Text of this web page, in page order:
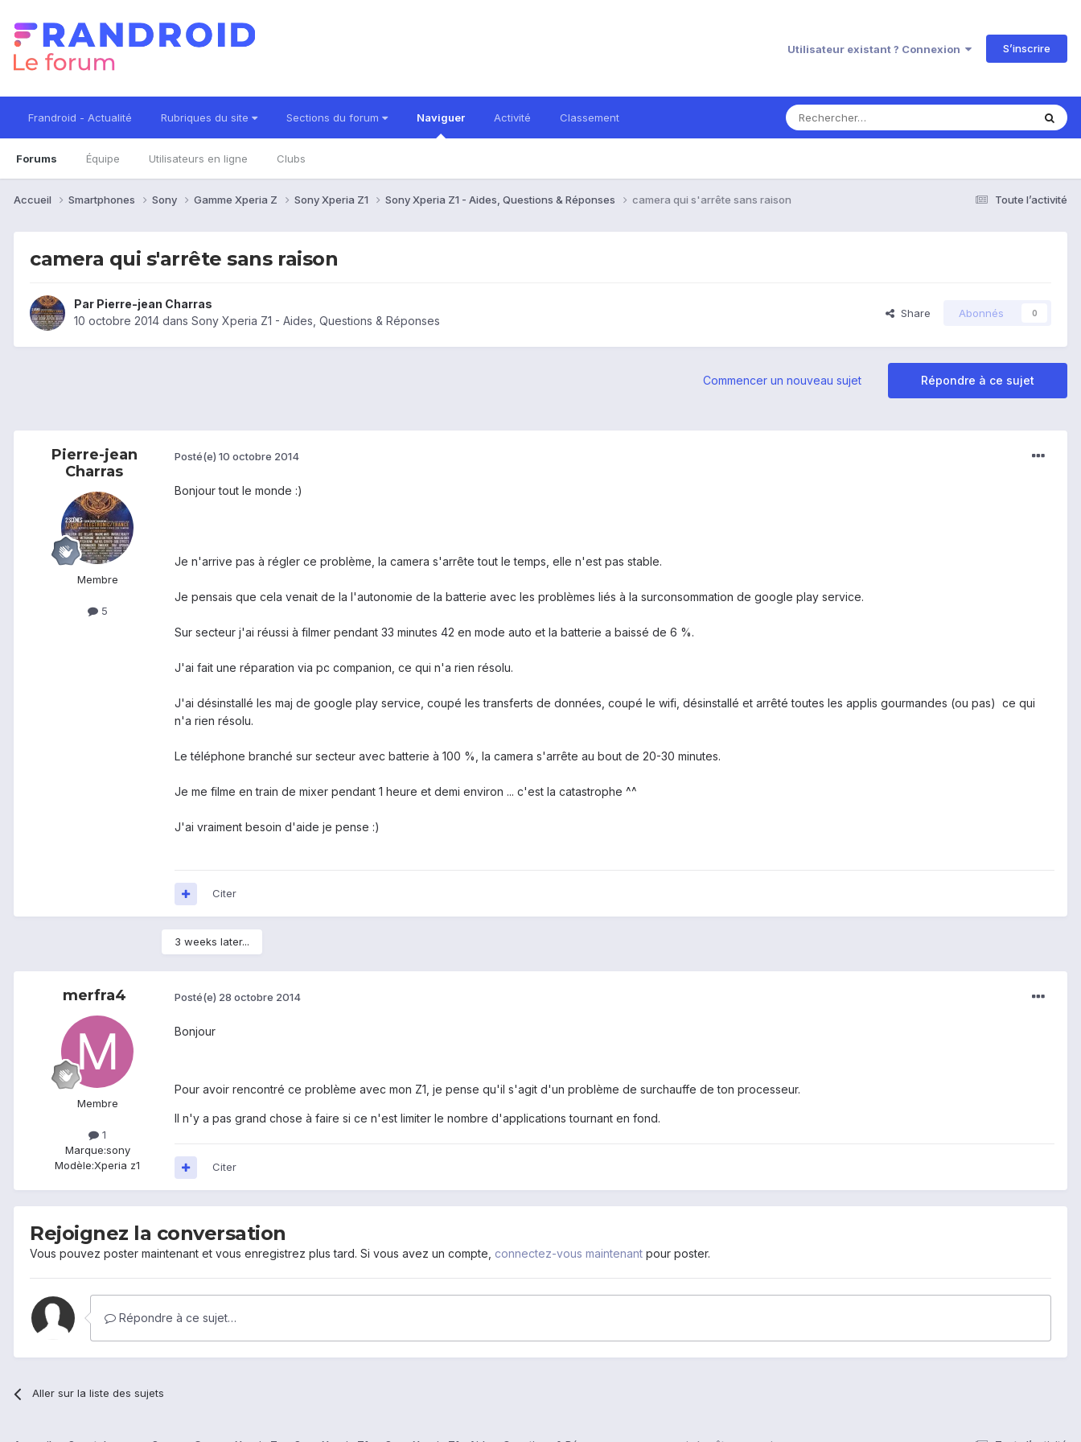
Utilisateur existant ? Connexion S’inscrire
Frandroid - Actualité Rubriques du site Sections du forum Naviguer
Forums Équipe Utilisateurs en ligne Clubs
Activité Classement
Toute l’activité
Accueil Smartphones Sony Gamme Xperia Z Sony Xperia Z1 Sony Xperia Z1 - Aides, Questions & Réponses camera qui s'arrête sans raison
camera qui s'arrête sans raison
Par Pierre-jean Charras
10 octobre 2014 dans Sony Xperia Z1 - Aides, Questions & Réponses
Share Abonnés 0
Répondre à ce sujet
Commencer un nouveau sujet
Pierre-jean
Charras
Membre
5
Posté(e) 10 octobre 2014
Bonjour tout le monde :)
Je n'arrive pas à régler ce problème, la camera s'arrête tout le temps, elle n'est pas stable.
Je pensais que cela venait de la l'autonomie de la batterie avec les problèmes liés à la surconsommation de google play service.
Sur secteur j'ai réussi à filmer pendant 33 minutes 42 en mode auto et la batterie a baissé de 6 %.
J'ai fait une réparation via pc companion, ce qui n'a rien résolu.
J'ai désinstallé les maj de google play service, coupé les transferts de données, coupé le wifi, désinstallé et arrêté toutes les applis gourmandes (ou pas) ce qui
n'a rien résolu.
Le téléphone branché sur secteur avec batterie à 100 %, la camera s'arrête au bout de 20-30 minutes.
Je me filme en train de mixer pendant 1 heure et demi environ ... c'est la catastrophe ^^
J'ai vraiment besoin d'aide je pense :)
Citer
3 weeks later...
merfra4
Membre
1
Marque:sony
Modèle:Xperia z1
Posté(e) 28 octobre 2014
Bonjour
Pour avoir rencontré ce problème avec mon Z1, je pense qu'il s'agit d'un problème de surchauffe de ton processeur.
Il n'y a pas grand chose à faire si ce n'est limiter le nombre d'applications tournant en fond.
Citer
Rejoignez la conversation
Vous pouvez poster maintenant et vous enregistrez plus tard. Si vous avez un compte, connectez-vous maintenant pour poster.
Répondre à ce sujet…
Aller sur la liste des sujets